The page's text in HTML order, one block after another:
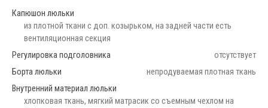
Капюшон люльки
из плотной ткани с доп. козырьком, на задней части есть
вентиляционная секция
Регулировка подголовника
отсутствует
Борта люльки
непродуваемая плотная ткань
Внутренний материал люльки
хлопковая ткань, мягкий матрасик со съемным чехлом на